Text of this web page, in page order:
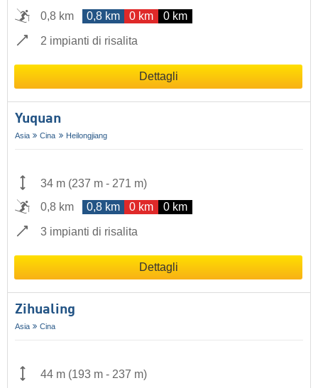
0,8 km
0,8 km 0 km 0 km
2 impianti di risalita
Dettagli
Yuquan
Asia Cina Heilongjiang
34 m (237 m - 271 m)
0,8 km
0,8 km 0 km 0 km
3 impianti di risalita
Dettagli
Zihualing
Asia Cina
44 m (193 m - 237 m)